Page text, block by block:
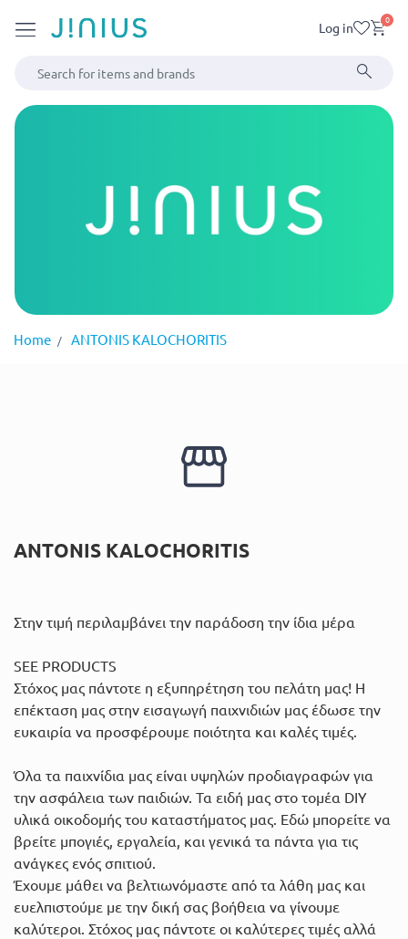
Log in 0
Home ANTONIS KALOCHORITIS
ANTONIS KALOCHORITIS
Στην τιμή περιλαμβάνει την παράδοση την ίδια μέρα
SEE PRODUCTS
Στόχος μας πάντοτε η εξυπηρέτηση του πελάτη μας! Η
επέκταση μας στην εισαγωγή παιχνιδιών μας έδωσε την
ευκαιρία να προσφέρουμε ποιότητα και καλές τιμές.
Όλα τα παιχνίδια μας είναι υψηλών προδιαγραφών για
την ασφάλεια των παιδιών. Τα ειδή μας στο τομέα DIY
υλικά οικοδομής του καταστήματος μας. Εδώ μπορείτε να
βρείτε μπογιές, εργαλεία, και γενικά τα πάντα για τις
ανάγκες ενός σπιτιού.
Έχουμε μάθει να βελτιωνόμαστε από τα λάθη μας και
ευελπιστούμε με την δική σας βοήθεια να γίνουμε
καλύτεροι. Στόχος μας πάντοτε οι καλύτερες τιμές αλλά